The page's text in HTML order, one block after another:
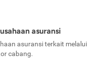
asuransi
asuransi terkait melalui
cabang.